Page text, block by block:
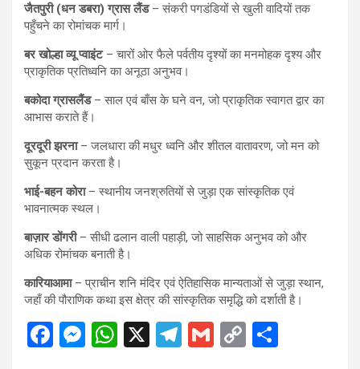
जैतपुरी (धन डबरा) ग्रास लैंड– संकरी पगडंडियों से खुली वादियों तक
पहुँचने का रोमांचक मार्ग।
बर खोल्हा व्यू प्वाइंट– चारों ओर फैले पर्वतीय दृश्यों का मनमोहक दृश्य और
प्राकृतिक प्रतिध्वनि का अनूठा अनुभव।
बकोदा ग्रासलैंड– साल एवं बाँस के घने वन, जो प्राकृतिक स्वागत द्वार का
आभास कराते हैं।
दूरदूरी झरना– जलधारा की मधुर ध्वनि और शीतल वातावरण, जो मन को
सुकून प्रदान करता है।
भाई-बहन कोरा– स्थानीय जनश्रुतियों से जुड़ा एक सांस्कृतिक एवं
भावनात्मक स्थल।
बाज़ार डोंगरी– सीधी ढलान वाली पहाड़ी, जो साहसिक अनुभव को और
अधिक रोमांचक बनाती है।
कारियाआमा– प्राचीन शनि मंदिर एवं ऐतिहासिक मान्यताओं से जुड़ा स्थान,
जहाँ की पौराणिक कथा इस क्षेत्र की सांस्कृतिक समृद्धि को दर्शाती है।
F
M W X
T
G
C